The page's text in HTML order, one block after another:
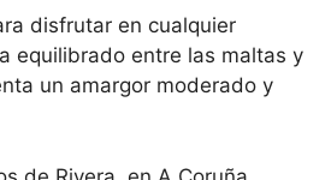
disfrutar en cualquier
equilibrado entre las maltas y
un amargor moderado y